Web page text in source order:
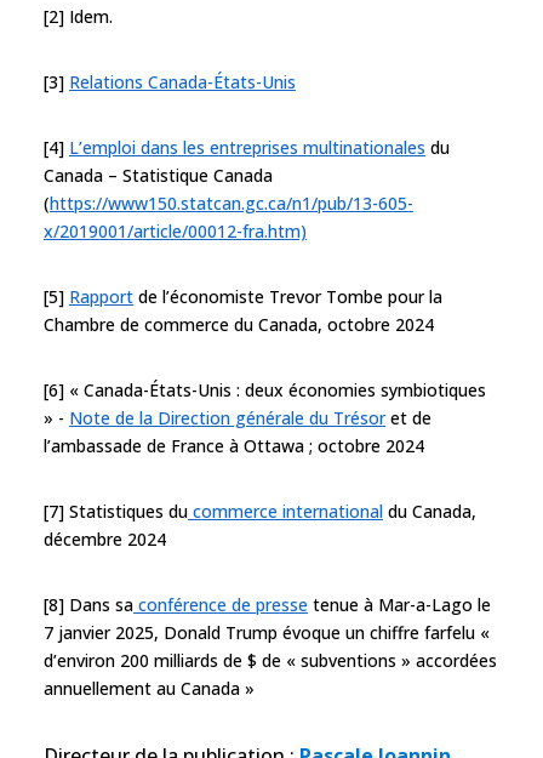
[2] Idem.
[3] Relations Canada-États-Unis
[4] L’emploi dans les entreprises multinationales du
Canada – Statistique Canada
(https://www150.statcan.gc.ca/n1/pub/13-605-
x/2019001/article/00012-fra.htm)
[5] Rapport de l’économiste Trevor Tombe pour la
Chambre de commerce du Canada, octobre 2024
[6] « Canada-États-Unis : deux économies symbiotiques
» - Note de la Direction générale du Trésoret de
l’ambassade de France à Ottawa ; octobre 2024
[7] Statistiques du commerce international du Canada,
décembre 2024
[8] Dans sa conférence de presse tenue à Mar-a-Lago le
7 janvier 2025, Donald Trump évoque un chiffre farfelu «
d’environ 200 milliards de $ de « subventions » accordées
annuellement au Canada »